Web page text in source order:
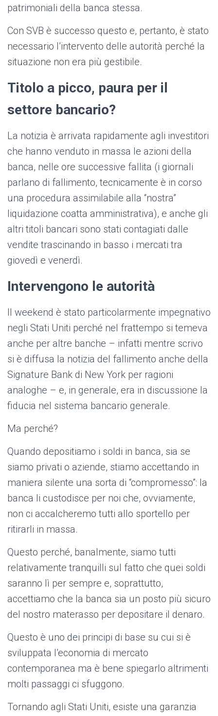
patrimoniali della banca stessa.
Con SVB è successo questo e, pertanto, è stato
necessario l’intervento delle autorità perché la
situazione non era più gestibile.
Titolo a picco, paura per il
settore bancario?
La notizia è arrivata rapidamente agli investitori
che hanno venduto in massa le azioni della
banca, nelle ore successive fallita (i giornali
parlano di fallimento, tecnicamente è in corso
una procedura assimilabile alla “nostra”
liquidazione coatta amministrativa), e anche gli
altri titoli bancari sono stati contagiati dalle
vendite trascinando in basso i mercati tra
giovedì e venerdì.
Intervengono le autorità
Il weekend è stato particolarmente impegnativo
negli Stati Uniti perché nel frattempo si temeva
anche per altre banche – infatti mentre scrivo
si è diffusa la notizia del fallimento anche della
Signature Bank di New York per ragioni
analoghe – e, in generale, era in discussione la
fiducia nel sistema bancario generale.
Ma perché?
Quando depositiamo i soldi in banca, sia se
siamo privati o aziende, stiamo accettando in
maniera silente una sorta di “compromesso”: la
banca li custodisce per noi che, ovviamente,
non ci accalcheremo tutti allo sportello per
ritirarli in massa.
Questo perché, banalmente, siamo tutti
relativamente tranquilli sul fatto che quei soldi
saranno lì per sempre e, soprattutto,
accettiamo che la banca sia un posto più sicuro
del nostro materasso per depositare il denaro.
Questo è uno dei principi di base su cui si è
sviluppata l’economia di mercato
contemporanea ma è bene spiegarlo altrimenti
molti passaggi ci sfuggono.
Tornando agli Stati Uniti, esiste una garanzia